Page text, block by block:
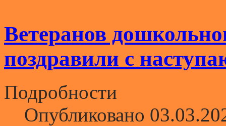
Ветеранов
поздравили с
Подробности
Опубликовано